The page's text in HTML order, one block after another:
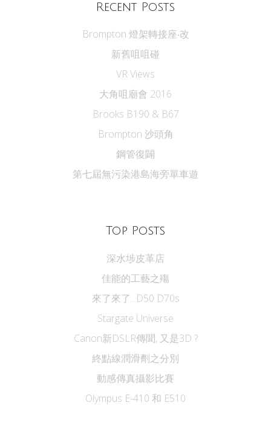
Recent Posts
Brompton 燈架轉接座‧改
新舊咀咀碰
VR Views
大角咀廟會 2016
Brooks B190 & B67
Brompton 沙頭角
鋼管復闢
第七屆無污染港島海旁單車遊
Top Posts
深水埗皮革店
佳能的工藝之殤
來了來了...D50 D70s
Stargate Universe
Canon新DSLR傳聞, 又是3D ?
終點線潤滑劑之分別
動感傳真攝影比賽
Olympus E-410 和 E510